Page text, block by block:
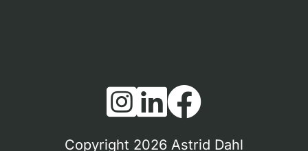
 
Copyright 2026 Astrid Dahl